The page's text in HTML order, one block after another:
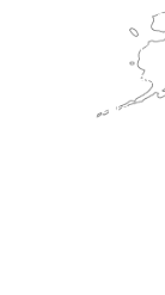
inmobiliario en
personalizada,
o al
solamente
entender sus